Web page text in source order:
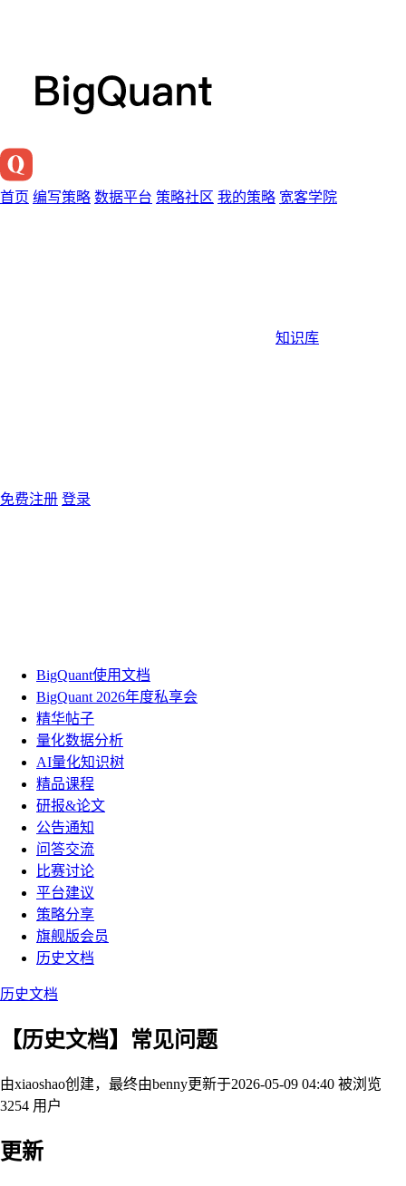
首页 编写策略 数据平台 策略社区 我的策略 宽客学院
知识库
免费注册 登录
BigQuant使用文档
BigQuant 2026年度私享会
精华帖子
量化数据分析
AI量化知识树
精品课程
研报&论文
公告通知
问答交流
比赛讨论
平台建议
策略分享
旗舰版会员
历史文档
历史文档
【历史文档】常见问题
由xiaoshao创建，最终由benny更新于2026-05-09 04:40 被浏览
3254 用户
更新